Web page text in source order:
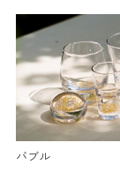
バブル